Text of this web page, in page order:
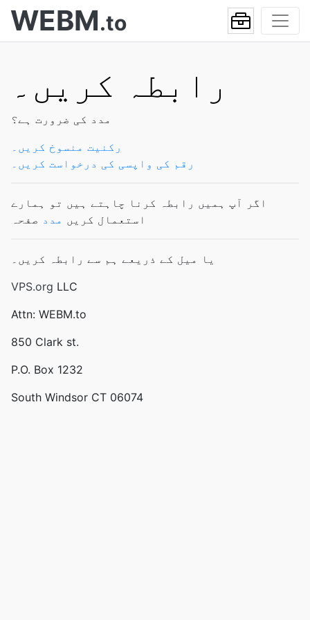
WEBM.to
رابطہ کریں۔
مدد کی ضرورت ہے؟
رکنیت منسوخ کریں۔
رقم کی واپسی کی درخواست کریں۔
اگر آپ ہمیں رابطہ کرنا چاہتے ہیں تو ہمارے
استعمال کریں مدد صفحہ
یا میل کے ذریعے ہم سے رابطہ کریں۔
VPS.org LLC
Attn: WEBM.to
850 Clark st.
P.O. Box 1232
South Windsor CT 06074